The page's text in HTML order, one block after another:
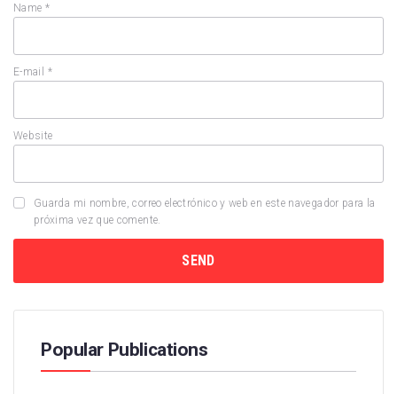
Name *
E-mail *
Website
Guarda mi nombre, correo electrónico y web en este navegador para la
próxima vez que comente.
Popular Publications